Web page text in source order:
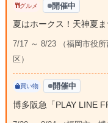
グルメ 開催中
夏はホークス！天神夏
7/17 ～ 8/23 （福岡市役
区）
買い物 開催中
博多阪急「PLAY LINE